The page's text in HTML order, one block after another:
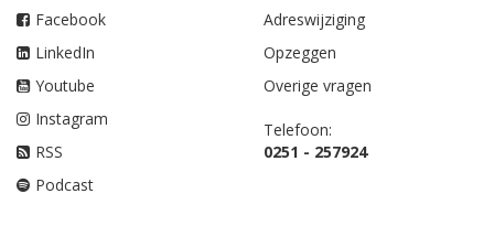
Facebook
LinkedIn
Youtube
Instagram
RSS
Podcast
Adreswijziging
Opzeggen
Overige vragen
Telefoon:
0251 - 257924